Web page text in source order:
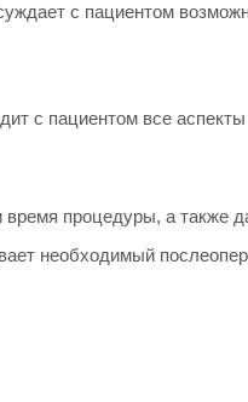
с пациентом
с пациентом все
процедуры, а также
необходимый